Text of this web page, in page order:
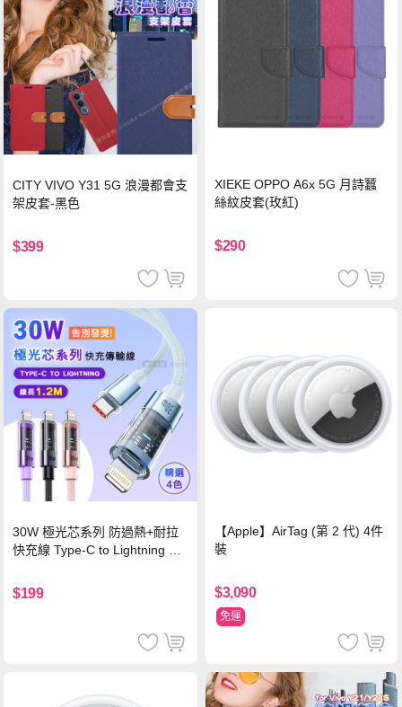
CITY VIVO Y31 5G 浪漫都會支
架皮套-黑色
$399
XIEKE OPPO A6x 5G 月詩蠶
絲紋皮套(玫紅)
$290
30W 極光芯系列 防過熱+耐拉
快充線 Type-C to Lightning 傳
$199
【Apple】AirTag (第 2 代) 4件
裝
$3,090
免運